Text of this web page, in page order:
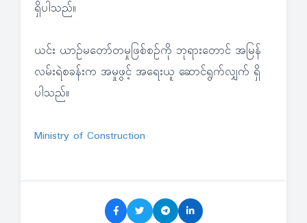
ရှိပါသည်။
ယင်း ယာဉ်မတော်တမှုဖြစ်စဉ်ကို ဘုရားတောင် အမြန်
လမ်းရဲစခန်းက အမှုဖွင့် အရေးယူ ဆောင်ရွက်လျှက် ရှိ
ပါသည်။
Ministry of Construction